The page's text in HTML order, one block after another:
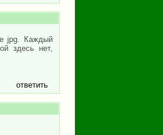
jpg. Каждый
здесь нет,
ответить